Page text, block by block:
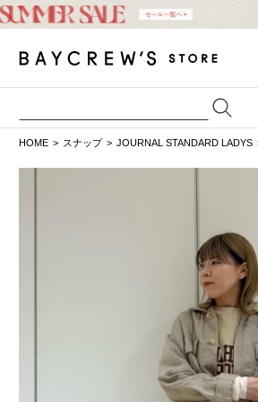
HOME スナップ JOURNAL STANDARD LADYS